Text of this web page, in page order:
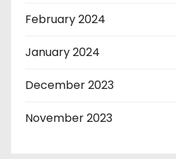
February 2024
January 2024
December 2023
November 2023